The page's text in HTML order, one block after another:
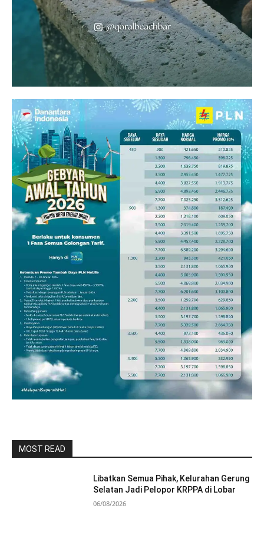
MOST READ
Libatkan Semua Pihak, Kelurahan Gerung
Selatan Jadi Pelopor KRPPA di Lobar
06/08/2026